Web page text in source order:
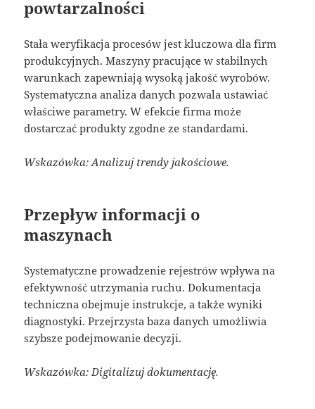
powtarzalności
Stała weryfikacja procesów jest kluczowa dla firm
produkcyjnych. Maszyny pracujące w stabilnych
warunkach zapewniają wysoką jakość wyrobów.
Systematyczna analiza danych pozwala ustawiać
właściwe parametry. W efekcie firma może
dostarczać produkty zgodne ze standardami.
Wskazówka: Analizuj trendy jakościowe.
Przepływ informacji o
maszynach
Systematyczne prowadzenie rejestrów wpływa na
efektywność utrzymania ruchu. Dokumentacja
techniczna obejmuje instrukcje, a także wyniki
diagnostyki. Przejrzysta baza danych umożliwia
szybsze podejmowanie decyzji.
Wskazówka: Digitalizuj dokumentację.